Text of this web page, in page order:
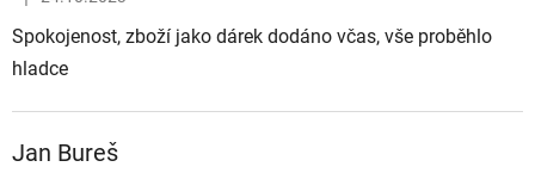
Hodnocení obchodu je 5 z 5 hvězdiček.
Spokojenost, zboží jako dárek dodáno včas, vše proběhlo
hladce
Jan Bureš